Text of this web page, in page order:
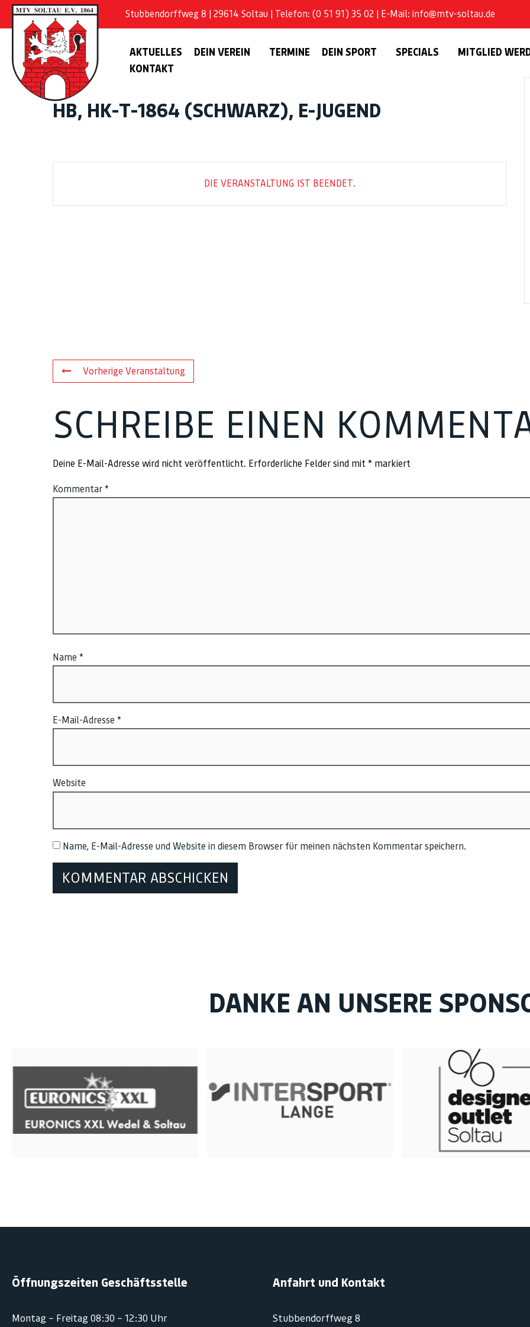
Stubbendorffweg 8 | 29614 Soltau | Telefon: (0 51 91) 35 02 | E-Mail: info@mtv-soltau.de
AKTUELLES DEIN VEREIN TERMINE DEIN SPORT SPECIALS
MITGLIED
KONTAKT
HB, HK-T-1864 (SCHWARZ), E-JUGEND
DIE VERANSTALTUNG IST BEENDET.
Vorherige Veranstaltung
SCHREIBE EINEN
Deine E-Mail-Adresse wird nicht veröffentlicht. Erforderliche Felder sind mit * markiert
Kommentar *
Name *
E-Mail-Adresse *
Website
Name, E-Mail-Adresse und Website in diesem Browser für meinen nächsten Kommentar speichern.
DANKE AN UNSERE
Öffnungszeiten Geschäftsstelle
Montag – Freitag 08:30 – 12:30 Uhr
Anfahrt und Kontakt
Stubbendorffweg 8